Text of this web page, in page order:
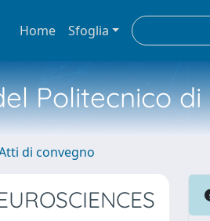
Home Sfoglia
Politecnico di
di convegno